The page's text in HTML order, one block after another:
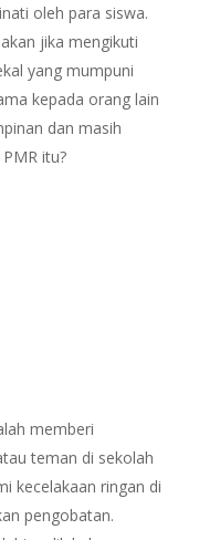
oleh para siswa.
jika mengikuti
yang mumpuni
kepada orang lain
dan masih
itu?
memberi
teman di sekolah
kecelakaan ringan di
pengobatan.